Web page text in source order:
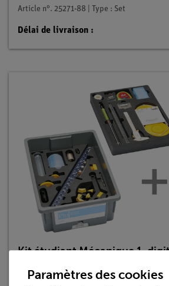
Article n°. 25271-88 | Type : Set
Délai de livraison :
Kit étudiant Mécanique 1,
Article n°. 25271-88D | Type : Set
Paramètres des cookies